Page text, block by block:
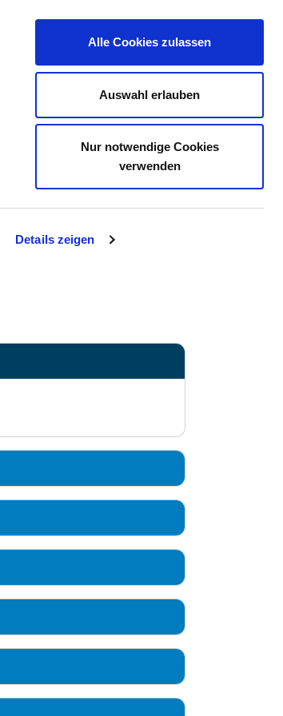
Details zeigen
Alle Cookies zulassen
Auswahl erlauben
Nur notwendige Cookies
verwenden
KONTAKT IHRE MEINUNG